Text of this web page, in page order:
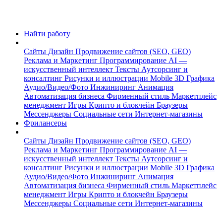
Найти работу
Сайты Дизайн Продвижение сайтов (SEO, GEO)
Реклама и Маркетинг Программирование AI —
искусственный интеллект Тексты Аутсорсинг и
консалтинг Рисунки и иллюстрации Mobile 3D Графика
Аудио/Видео/Фото Инжиниринг Анимация
Автоматизация бизнеса Фирменный стиль Маркетплейс
менеджмент Игры Крипто и блокчейн Браузеры
Мессенджеры Социальные сети Интернет-магазины
Фрилансеры
Сайты Дизайн Продвижение сайтов (SEO, GEO)
Реклама и Маркетинг Программирование AI —
искусственный интеллект Тексты Аутсорсинг и
консалтинг Рисунки и иллюстрации Mobile 3D Графика
Аудио/Видео/Фото Инжиниринг Анимация
Автоматизация бизнеса Фирменный стиль Маркетплейс
менеджмент Игры Крипто и блокчейн Браузеры
Мессенджеры Социальные сети Интернет-магазины